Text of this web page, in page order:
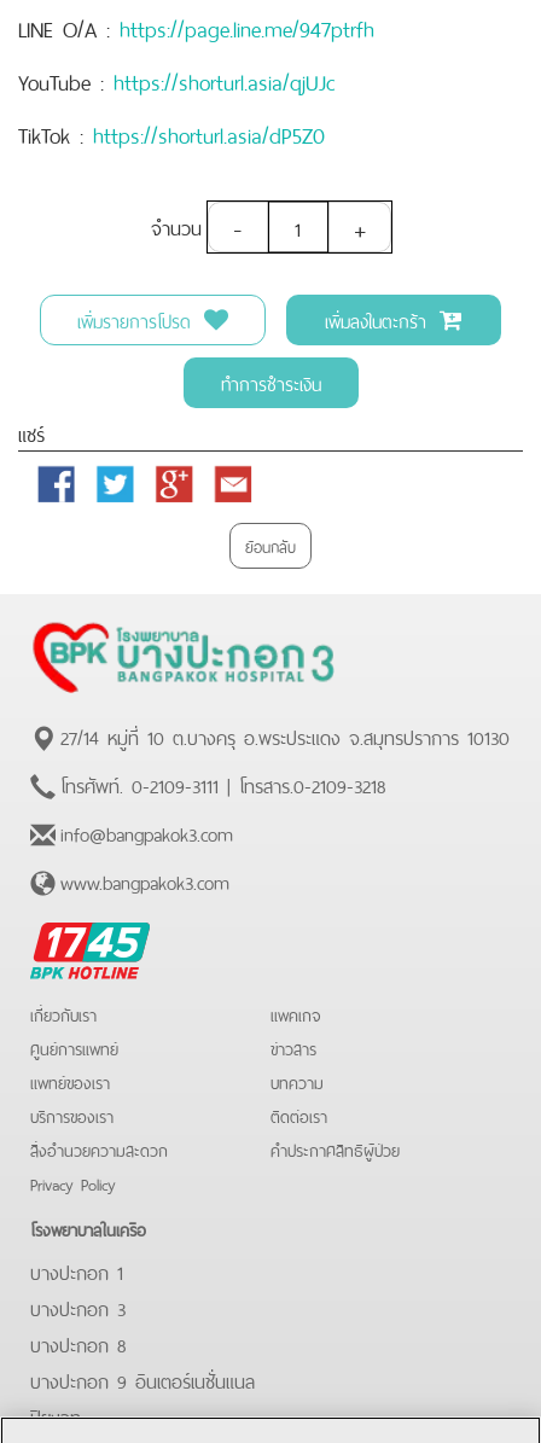
LINE O/A : https://page.line.me/947ptrfh
YouTube : https://shorturl.asia/qjUJc
TikTok : https://shorturl.asia/dP5Z0
จำนวน - +
เพิ่มรายการโปรด
เพิ่มลงในตะกร้า
ทำการชำระเงิน
แชร์
Facebook Twitter
Google
Email
ย้อนกลับ
27/14 หมู่ที่ 10 ต.บางครุ อ.พระประแดง จ.สมุทรปราการ 10130
โทรศัพท์. 0-2109-3111 | โทรสาร.0-2109-3218
info@bangpakok3.com
www.bangpakok3.com
BPK
Hotline
เกี่ยวกับเรา
ศูนย์การแพทย์
แพทย์ของเรา
บริการของเรา
สิ่งอำนวยความสะดวก
Privacy Policy
แพคเกจ
ข่าวสาร
บทความ
ติดต่อเรา
คําประกาศสิทธิผู้ป่วย
โรงพยาบาลในเครือ
บางปะกอก 1
บางปะกอก 3
บางปะกอก 8
บางปะกอก 9 อินเตอร์เนชั่นแนล
ปิยะเวท